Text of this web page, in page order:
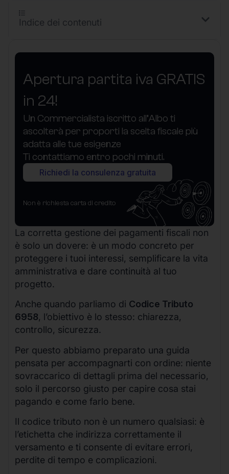
Apertura partita iva GRATIS
in 24!
Un Commercialista iscritto all’Albo ti
ascolterà per proporti la scelta fiscale più
adatta alle tue esigenze
Ti contattiamo entro pochi minuti.
Richiedi la consulenza gratuita
Non è richiesta carta di credito
La corretta gestione dei pagamenti fiscali non
è solo un dovere: è un modo concreto per
proteggere i tuoi interessi, semplificare la vita
amministrativa e dare continuità al tuo
progetto.
Anche quando parliamo di Codice Tributo
6958, l’obiettivo è lo stesso: chiarezza,
controllo, sicurezza.
Per questo abbiamo preparato una guida
pensata per accompagnarti con ordine: niente
sovraccarico di dettagli prima del necessario,
solo il percorso giusto per capire cosa stai
pagando e come farlo bene.
Il codice tributo non è un numero qualsiasi: è
l’etichetta che indirizza correttamente il
versamento e ti consente di evitare errori,
perdite di tempo e complicazioni.
Indice dei contenuti